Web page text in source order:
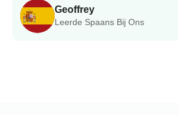
Geoffrey
Leerde Spaans Bij Ons